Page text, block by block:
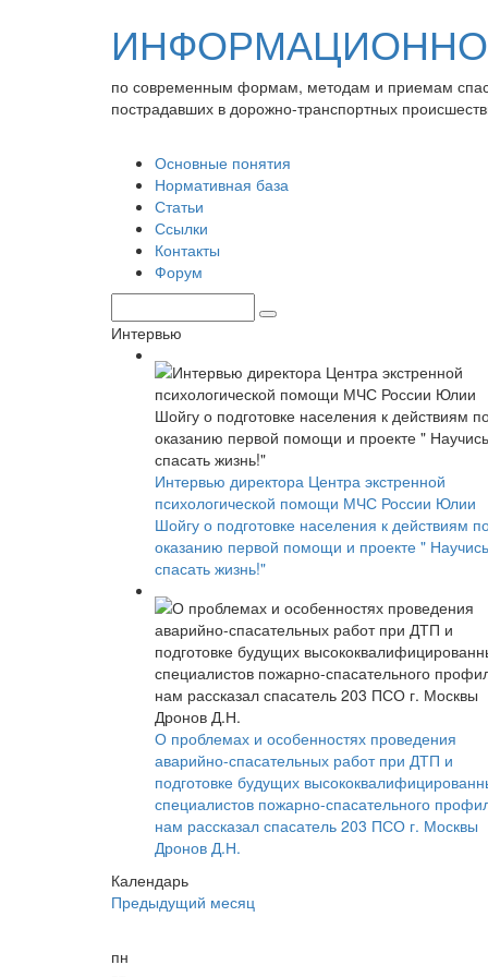
по современным формам, методам и приемам
пострадавших в дорожно-транспортных
Основные понятия
Нормативная база
Статьи
Ссылки
Контакты
Форум
Интервью
Интервью директора Центра экстренной
психологической помощи МЧС России Юлии
Шойгу о подготовке населения к действиям
оказанию первой помощи и проекте " Научись
спасать жизнь!"
О проблемах и особенностях проведения
аварийно-спасательных работ при ДТП и
подготовке будущих
специалистов пожарно-спасательного
нам рассказал спасатель 203 ПСО г. Москвы
Дронов Д.Н.
Календарь
Предыдущий месяц
пн